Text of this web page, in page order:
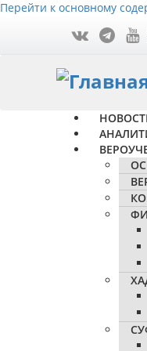
Перейти к основному